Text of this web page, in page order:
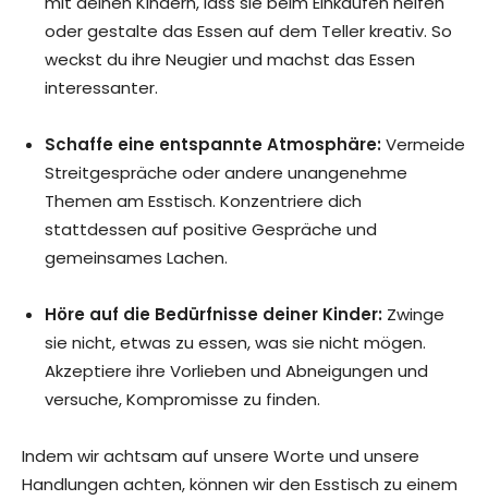
oder gestalte das Essen auf dem Teller kreativ. So
weckst du ihre Neugier und machst das Essen
interessanter.
Schaffe eine entspannte Atmosphäre:Vermeide
Streitgespräche oder andere unangenehme
Themen am Esstisch. Konzentriere dich
stattdessen auf positive Gespräche und
gemeinsames Lachen.
Höre auf die Bedürfnisse deiner Kinder: Zwinge
sie nicht, etwas zu essen, was sie nicht mögen.
Akzeptiere ihre Vorlieben und Abneigungen und
versuche, Kompromisse zu finden.
Indem wir achtsam auf unsere Worte und unsere
Handlungen achten, können wir den Esstisch zu einem